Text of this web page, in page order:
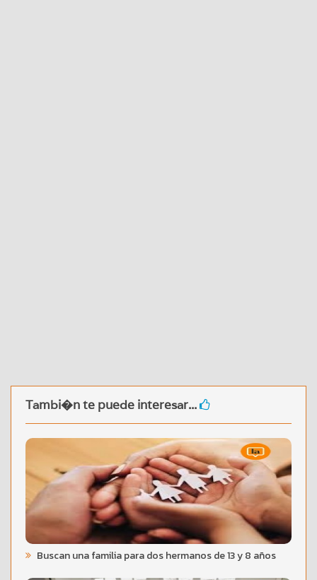
Tambi�n te puede interesar...
Buscan una familia para dos hermanos de 13 y 8 años